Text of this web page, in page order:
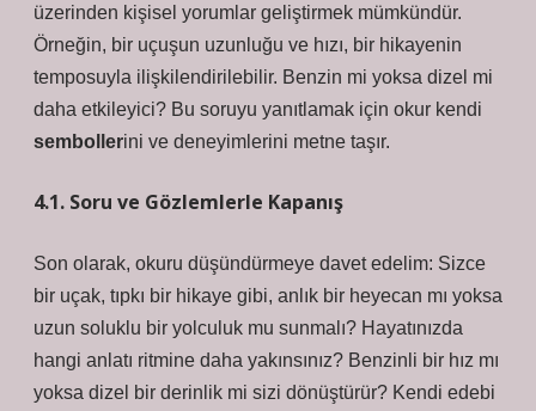
üzerinden kişisel yorumlar geliştirmek mümkündür.
Örneğin, bir uçuşun uzunluğu ve hızı, bir hikayenin
temposuyla ilişkilendirilebilir. Benzin mi yoksa dizel mi
daha etkileyici? Bu soruyu yanıtlamak için okur kendi
sembollerini ve deneyimlerini metne taşır.
4.1. Soru ve Gözlemlerle Kapanış
Son olarak, okuru düşündürmeye davet edelim: Sizce
bir uçak, tıpkı bir hikaye gibi, anlık bir heyecan mı yoksa
uzun soluklu bir yolculuk mu sunmalı? Hayatınızda
hangi anlatı ritmine daha yakınsınız? Benzinli bir hız mı
yoksa dizel bir derinlik mi sizi dönüştürür? Kendi edebi